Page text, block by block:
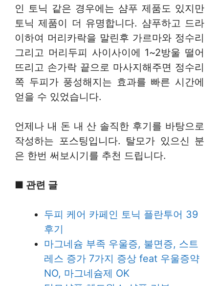
인 토닉 같은 경우에는 샴푸 제품도 있지만
토닉 제품이 더 유명합니다. 샴푸하고 드라
이하여 머리카락을 말린후 가르마와 정수리
그리고 머리두피 사이사이에 1~2방울 떨어
뜨리고 손가락 끝으로 마사지해주면 정수리
쪽 두피가 풍성해지는 효과를 빠른 시간에
얻을 수 있었습니다.
언제나 내 돈 내 산 솔직한 후기를 바탕으로
작성하는 포스팅입니다. 탈모가 있으신 분
은 한번 써보시기를 추천 드립니다.
■ 관련 글
두피 케어 카페인 토닉 플란투어 39
후기
마그네슘 부족 우울증, 불면증, 스트
레스 증가 7가지 증상 feat 우울증약
NO, 마그네슘제 OK